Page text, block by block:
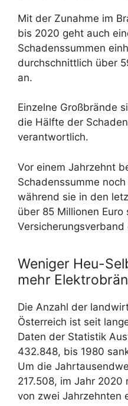
Mit der Zunahme im
bis 2020 geht auch
Schadenssummen
durchschnittlich über
an.
Einzelne Großbrände
die Hälfte der
verantwortlich.
Vor einem Jahrzehnt
Schadenssumme
während sie in den
über 85 Millionen
Versicherungsverband
Weniger Heu-
mehr
Die Anzahl der
Österreich ist seit
Daten der Statistik
432.848, bis 1980
Um die
217.508, im Jahr 2020
von zwei Jahrzehnten